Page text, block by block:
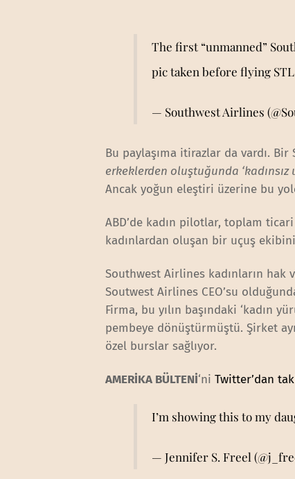
The first “unmanned”
pic taken before flying STL
— Southwest Airlines
Bu paylaşıma itirazlar da vardı.
erkeklerden oluştuğunda
Ancak yoğun eleştiri üzerine bu
ABD’de kadın pilotlar, toplam
kadınlardan oluşan bir uçuş
Southwest Airlines kadınların
Soutwest Airlines CEO’su
Firma, bu yılın başındaki ‘kadın
pembeye dönüştürmüştü. Şirket
özel burslar sağlıyor.
AMERİKA BÜLTENİ‘niTwitter’dan
I’m showing this to my
— Jennifer S. Freel